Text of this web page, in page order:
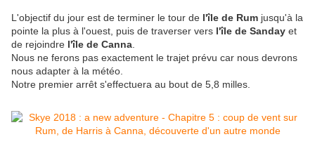
L'objectif du jour est de terminer le tour de l'île de Rum jusqu'à la
pointe la plus à l'ouest, puis de traverser vers l'île de Sanday et
de rejoindre l'île de Canna
Nous ne ferons pas exactement le trajet prévu car nous devrons
nous adapter à la météo.
Notre premier arrêt s'effectuera au bout de 5,8 milles.